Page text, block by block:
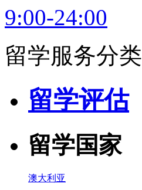
9:00-24:00
留学服务分类
留学评估
留学国家
澳大利亚